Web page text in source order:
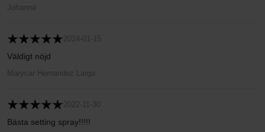
Johanna
2024-01-15
Väldigt nöjd
Marycar Hernandez Larga
2022-11-30
Bästa setting spray!!!!!